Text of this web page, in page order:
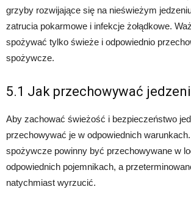
grzyby rozwijające się na nieświeżym
zatrucia pokarmowe i infekcje żołądkowe.
spożywać tylko świeże i odpowiednio
spożywcze.
5.1 Jak przechowywać
Aby zachować świeżość i bezpieczeństwo
przechowywać je w odpowiednich
spożywcze powinny być przechowywane w
odpowiednich pojemnikach, a
natychmiast wyrzucić.